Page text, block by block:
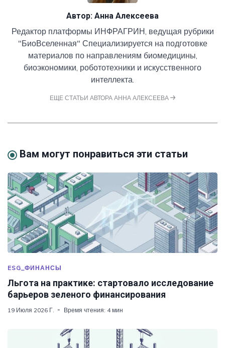
Автор: Анна Алексеева
Редактор платформы ИНФРАГРИН, ведущая рубрики
"БиоВселенная" Специализируется на подготовке
материалов по направлениям биомедицины,
биоэкономики, робототехники и искусственного
интеллекта.
ЕЩЕ СТАТЬИ АВТОРА АННА АЛЕКСЕЕВА
Вам могут понравиться эти статьи
ESG_ФИНАНСЫ
Льгота на практике: стартовало исследование
барьеров зеленого финансирования
19 Июля 2026 Г. Время чтения: 4 мин